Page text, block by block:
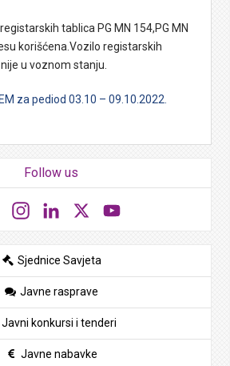
tablica PG MN 154,PG MN
korišćena.Vozilo registarskih
u voznom stanju.
za pediod 03.10 – 09.10.2022.
Follow us
FacebookInstagramLinkedIn
Sjednice Savjeta
Javne rasprave
Javni konkursi i tenderi
Javne nabavke